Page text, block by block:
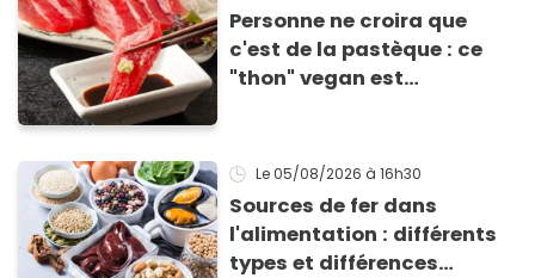
Personne ne croira que
c'est de la pastèque : ce
"thon" vegan est
Le 05/08/2026 à 16h30
Sources de fer dans
l'alimentation : différents
types et différences